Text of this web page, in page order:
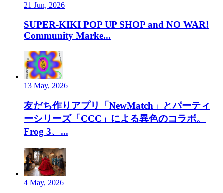
21 Jun, 2026
SUPER-KIKI POP UP SHOP and NO WAR!
Community Marke...
13 May, 2026
友だち作りアプリ「NewMatch」とパーティ
ーシリーズ「CCC」による異色のコラボ。
Frog 3、...
4 May, 2026